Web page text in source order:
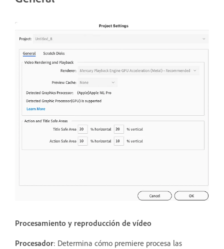
Procesamiento y reproducción de vídeo
Procesador: Determina cómo premiere procesa las